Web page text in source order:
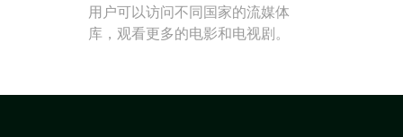
用户可以访问不同国家的流媒体
库，观看更多的电影和电视剧。